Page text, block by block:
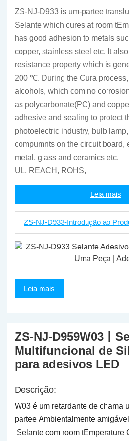
ZS-NJ-D933 is um-partee
Selante which cures at room
has good adhesion to metals
copper, stainless steel etc. It
resistance property which is
200 ℃. During the Cura
alcohols, which com no
as polycarbonate(PC) and
adhesive and sealing to protect
photoelectric industry, bulb
compumnts on the circuit board,
metal, glass and ceramics etc.
UL, REACH, ROHS,
Leia mais
ZS-NJ-D933-Introdução ao
Leia mais
ZS-NJ-D959W03丨
Multifuncional de
para adesivos LED
Descrição:
W03 é um retardante de chama
partee Ambientalmente amigável
Selante com room tEmperature